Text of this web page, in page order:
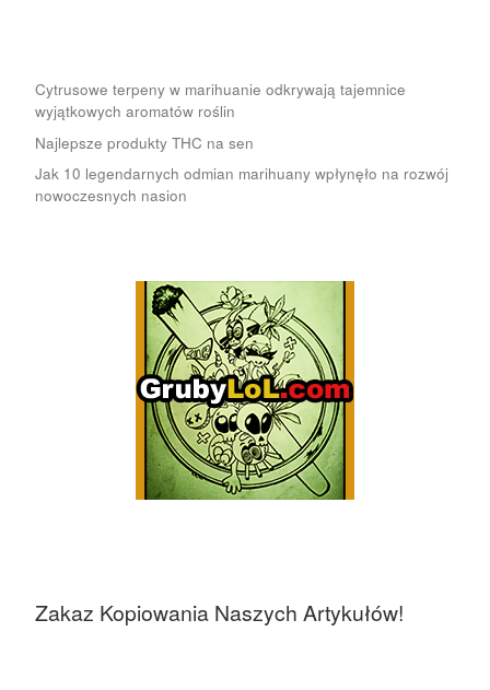
Cytrusowe terpeny w marihuanie odkrywają tajemnice
wyjątkowych aromatów roślin
Najlepsze produkty THC na sen
Jak 10 legendarnych odmian marihuany wpłynęło na rozwój
nowoczesnych nasion
Zakaz Kopiowania Naszych Artykułów!